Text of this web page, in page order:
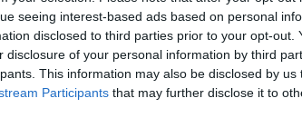
seeing interest-based ads based on personal
disclosed to third parties prior to your opt-out.
disclosure of your personal information by third
This information may also be disclosed by
Participants that may further disclose it to